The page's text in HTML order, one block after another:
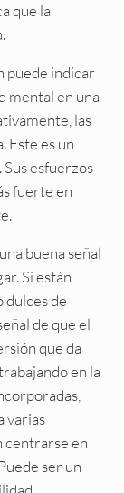
que la
puede indicar
mental en una
las
Este es un
esfuerzos
fuerte en
buena señal
Si están
dulces de
de que el
que da
en la
varias
centrarse en
ser un